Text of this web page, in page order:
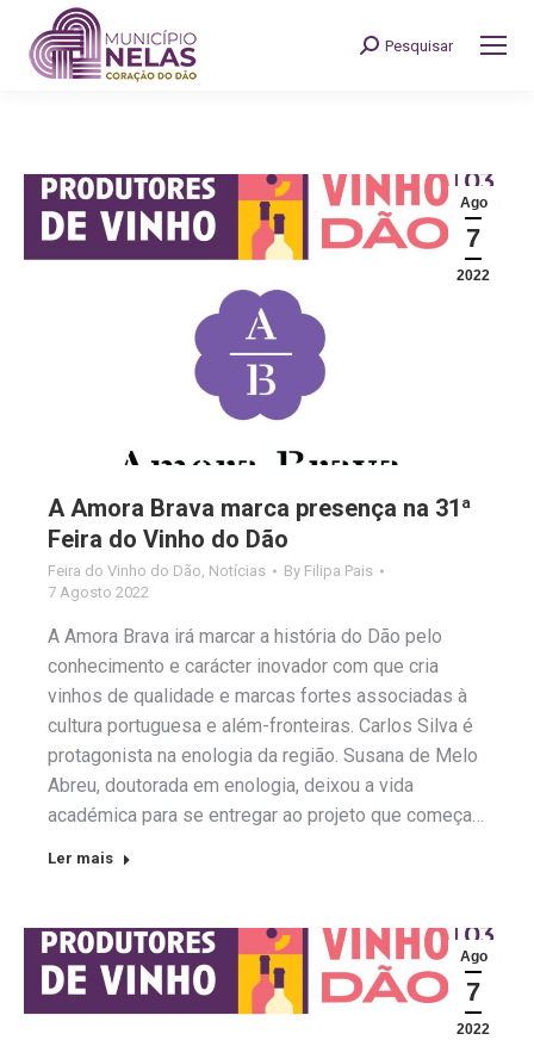
Search:
Pesquisar
Ago
7
2022
A Amora Brava marca presença na 31ª
Feira do Vinho do Dão
Feira do Vinho do Dão, Notícias By Filipa Pais
7 Agosto 2022
A Amora Brava irá marcar a história do Dão pelo
conhecimento e carácter inovador com que cria
vinhos de qualidade e marcas fortes associadas à
cultura portuguesa e além-fronteiras. Carlos Silva é
protagonista na enologia da região. Susana de Melo
Abreu, doutorada em enologia, deixou a vida
académica para se entregar ao projeto que começa…
Ler mais
Ago
7
2022